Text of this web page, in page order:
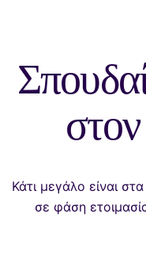
Κάτι μεγάλο είναι
σε φάση